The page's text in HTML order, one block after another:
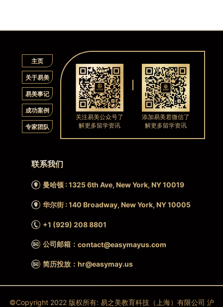
主页
关于易美
易美事记
成功案例
专家团队
联系我们
曼哈顿 : 1325 6th Ave, New York, NY 10019
华尔街 : 140 Broadway, New York, NY 10005
+1 (929) 208 8801
公司邮箱：contact@easymayus.com
简历投放：hr@easymay.us
关注易美公众号了
解更多留学资讯
添加易美君微信了
解更多留学资讯
©Copyright 2022 版权所有: 易之美教育科技（上海）有限公司 沪